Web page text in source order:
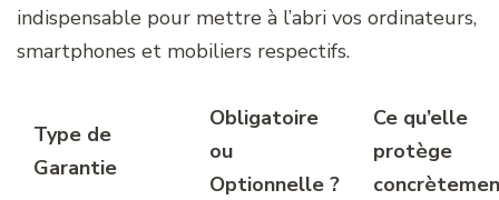
indispensable pour mettre à l’abri vos ordinateurs,
smartphones et mobiliers respectifs.
Type de
Garantie
Obligatoire
ou
Optionnelle ?
Ce qu’elle
protège